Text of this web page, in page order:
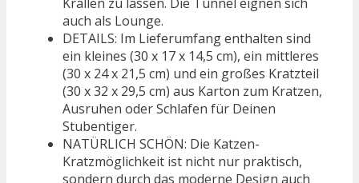
auch als Lounge.
DETAILS: Im Lieferumfang enthalten sind
ein kleines (30 x 17 x 14,5 cm), ein mittleres
(30 x 24 x 21,5 cm) und ein großes Kratzteil
(30 x 32 x 29,5 cm) aus Karton zum Kratzen,
Ausruhen oder Schlafen für Deinen
Stubentiger.
NATÜRLICH SCHÖN: Die Katzen-
Kratzmöglichkeit ist nicht nur praktisch,
sondern durch das moderne Design auch